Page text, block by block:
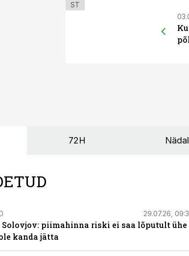
ST
72H Nädal
29.07.26,
Solovjov: piimahinna riski ei saa lõputult ühe
kanda jätta